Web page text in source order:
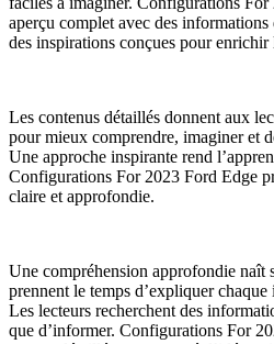
aperçu complet avec des informations
des inspirations conçues pour enrichir
Les contenus détaillés donnent aux
pour mieux comprendre, imaginer et
Une approche inspirante rend
Configurations For 2023 Ford Edge
claire et approfondie.
Une compréhension approfondie naît
prennent le temps d’expliquer
Les lecteurs recherchent des
que d’informer. Configurations For